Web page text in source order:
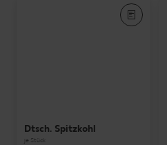
Dtsch. Spitzkohl
je Stück